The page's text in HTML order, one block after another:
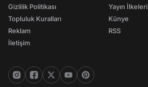
Gizlilik Politikası
Topluluk Kuralları
Reklam
İletişim
Yayın İlkeleri
Künye
RSS